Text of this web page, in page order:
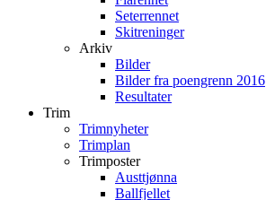
Seterrennet
Skitreninger
Arkiv
Bilder
Bilder fra poengrenn 2016
Resultater
Trim
Trimnyheter
Trimplan
Trimposter
Austtjønna
Ballfjellet